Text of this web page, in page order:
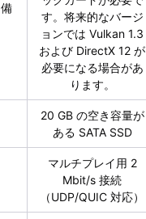
す。将来的なバージ
ョンでは Vulkan 1.3
および DirectX 12 が
必要になる場合があ
ります。
20 GB の空き容量が
ある SATA SSD
マルチプレイ用 2
Mbit/s 接続
（UDP/QUIC 対応）